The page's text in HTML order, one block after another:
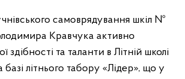
самоврядування шкіл №
Кравчука активно
здібності та таланти в Літній школі
базі літнього табору «Лідер», що у